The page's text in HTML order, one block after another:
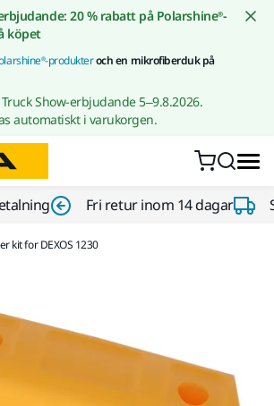
Gå till innehållet
20 % rabatt på Polarshine®-
köpet
produkteroch en mikrofiberduk på
Show-erbjudande 5–9.8.2026.
automatiskt i varukorgen.
Fri retur inom 14 dagar
kit for DEXOS 1230